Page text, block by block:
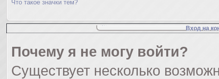
Что такое значки тем?
Вход на
Почему я не могу войти?
Существует несколько